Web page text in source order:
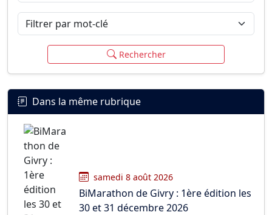
Filtrer par mot-clé
Rechercher
Dans la même rubrique
samedi 8 août 2026
BiMarathon de Givry : 1ère édition les
30 et 31 décembre 2026